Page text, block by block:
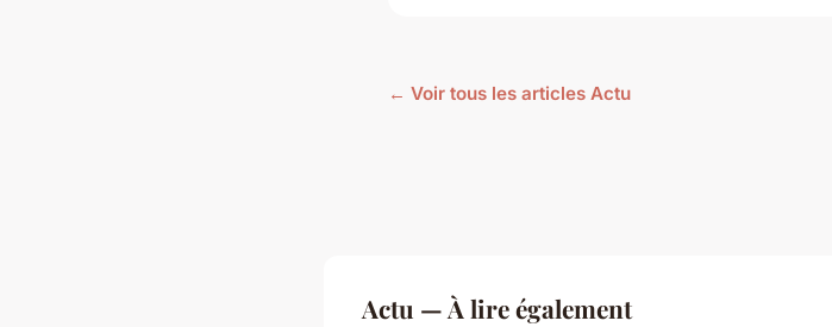
← Voir tous les articles Actu
Actu — À lire également